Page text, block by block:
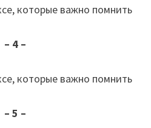
– 4 –
– 5 –